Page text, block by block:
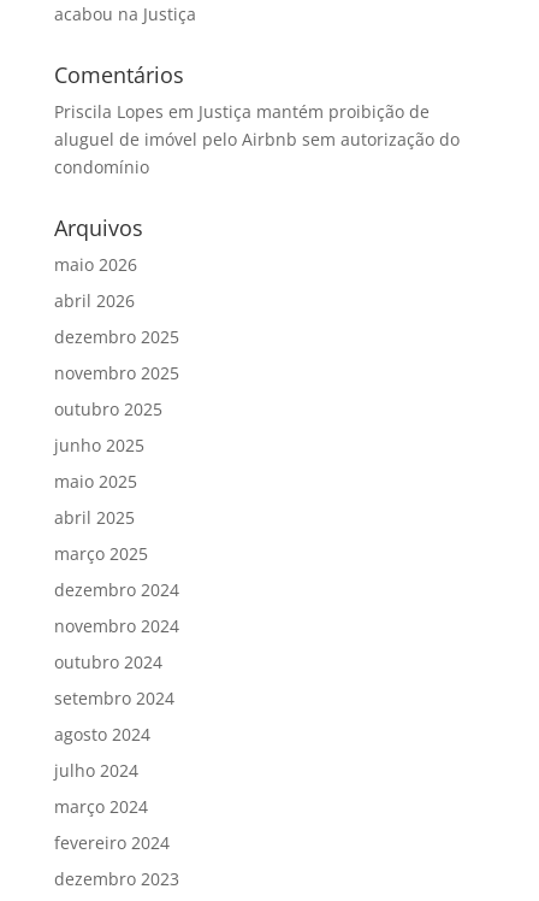
acabou na Justiça
Comentários
Priscila Lopes em Justiça mantém proibição de
aluguel de imóvel pelo Airbnb sem autorização do
condomínio
Arquivos
maio 2026
abril 2026
dezembro 2025
novembro 2025
outubro 2025
junho 2025
maio 2025
abril 2025
março 2025
dezembro 2024
novembro 2024
outubro 2024
setembro 2024
agosto 2024
julho 2024
março 2024
fevereiro 2024
dezembro 2023